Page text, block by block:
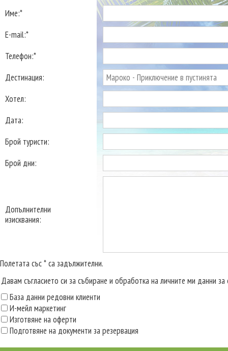
Име:*
E-mail:*
Телефон:*
Дестинация:
Хотел:
Дата:
Брой туристи:
Брой дни:
Допълнителни
изисквания:
Полетата със * са задължителни.
Давам съгласието си за събиране и обработка на личните ми данни за
База данни редовни клиенти
И-мейл маркетинг
Изготвяне на оферти
Подготвяне на документи за резервация